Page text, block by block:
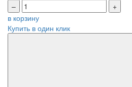
–
+
в корзину
Купить в один клик